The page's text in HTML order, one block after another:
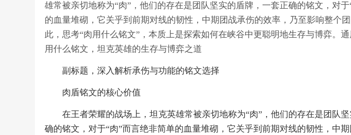
雄常被亲切地称为“肉”，他们的存在是团队坚实的盾牌，一套正确的铭文，对
的血量堆砌，它关乎到前期对线的韧性，中期团战承伤的效率，乃至影响整个
此，思考“肉用什么铭文”，本质上是探索如何在峡谷中更聪明地生存与博弈。
用什么铭文，坦克英雄的生存与博弈之道
副标题，深入解析承伤与功能的铭文选择
肉盾铭文的核心价值
在王者荣耀的战场上，坦克英雄常被亲切地称为“肉”，他们的存在是团队
确的铭文，对于“肉”而言绝非简单的血量堆砌，它关乎到前期对线的韧性，中期